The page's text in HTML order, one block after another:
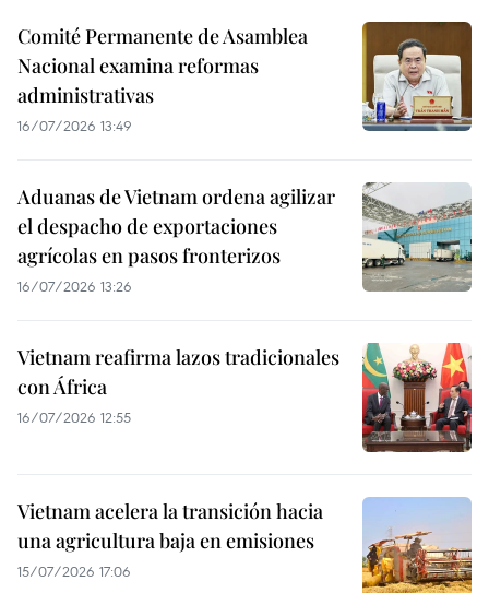
Comité Permanente de Asamblea
Nacional examina reformas
administrativas
16/07/2026 13:49
Aduanas de Vietnam ordena agilizar
el despacho de exportaciones
agrícolas en pasos fronterizos
16/07/2026 13:26
Vietnam reafirma lazos tradicionales
con África
16/07/2026 12:55
Vietnam acelera la transición hacia
una agricultura baja en emisiones
15/07/2026 17:06